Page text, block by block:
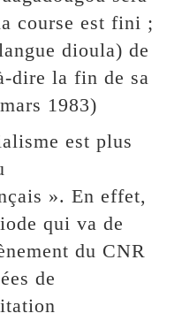
course est fini ;
dioula) de
dire la fin de sa
1983)
est plus
». En effet,
qui va de
du CNR
de